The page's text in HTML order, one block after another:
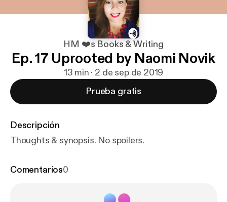
HM ❤️s Books & Writing
Ep. 17 Uprooted by Naomi Novik
13 min · 2 de sep de 2019
Prueba gratis
Descripción
Thoughts & synopsis. No spoilers.
Comentarios0